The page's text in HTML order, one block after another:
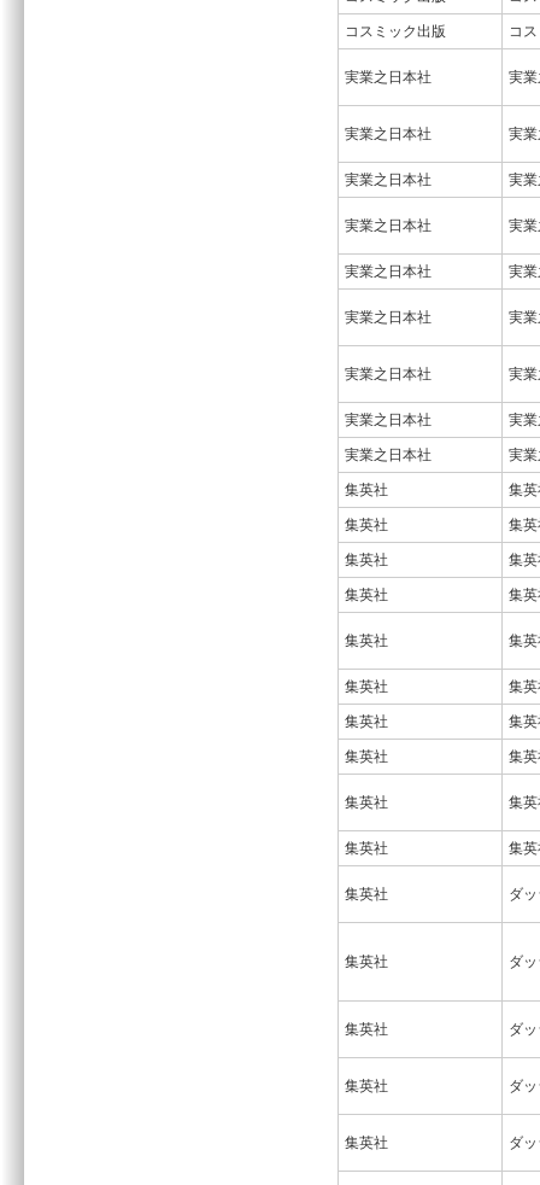
コスミック出版 コ
実業之日本社 実
実業之日本社 実
実業之日本社 実
実業之日本社 実
実業之日本社 実
実業之日本社 実
実業之日本社 実
実業之日本社 実
実業之日本社 実
集英社 集
集英社 集
集英社 集
集英社 集
集英社 集
集英社 集
集英社 集
集英社 集
集英社 集
集英社 集
集英社 ダ
集英社 ダ
集英社 ダ
集英社 ダ
集英社 ダ